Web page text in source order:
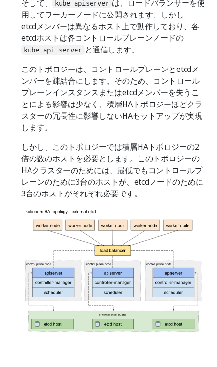
そして、
kube-apiserver は、ロードバランサーを使
用してワーカーノードに公開されます。しかし、
etcdメンバーは異なるホスト上で動作しており、各
etcdホストは各コントロールプレーンノードの
kube-api-server と通信します。
このトポロジーは、コントロールプレーンとetcdメ
ンバーを疎結合にします。そのため、コントロール
プレーンインスタンスまたはetcdメンバーを失うこ
とによる影響は少なく、積層HAトポロジーほどクラ
スターの冗長性に影響しないHAセットアップが実現
します。
しかし、このトポロジーでは積層HAトポロジーの2
倍の数のホストを必要とします。このトポロジーの
HAクラスターのためには、最低でもコントロールプ
レーンのために3台のホストが、etcdノードのために
3台のホストがそれぞれ必要です。